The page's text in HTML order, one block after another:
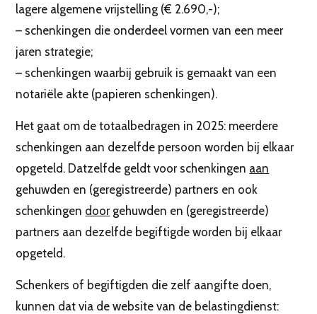
lagere algemene vrijstelling (€ 2.690,-);
– schenkingen die onderdeel vormen van een meer
jaren strategie;
– schenkingen waarbij gebruik is gemaakt van een
notariële akte (papieren schenkingen).
Het gaat om de totaalbedragen in 2025: meerdere
schenkingen aan dezelfde persoon worden bij elkaar
opgeteld. Datzelfde geldt voor schenkingen aan
gehuwden en (geregistreerde) partners en ook
schenkingen doorgehuwden en (geregistreerde)
partners aan dezelfde begiftigde worden bij elkaar
opgeteld.
Schenkers of begiftigden die zelf aangifte doen,
kunnen dat via de website van de belastingdienst: